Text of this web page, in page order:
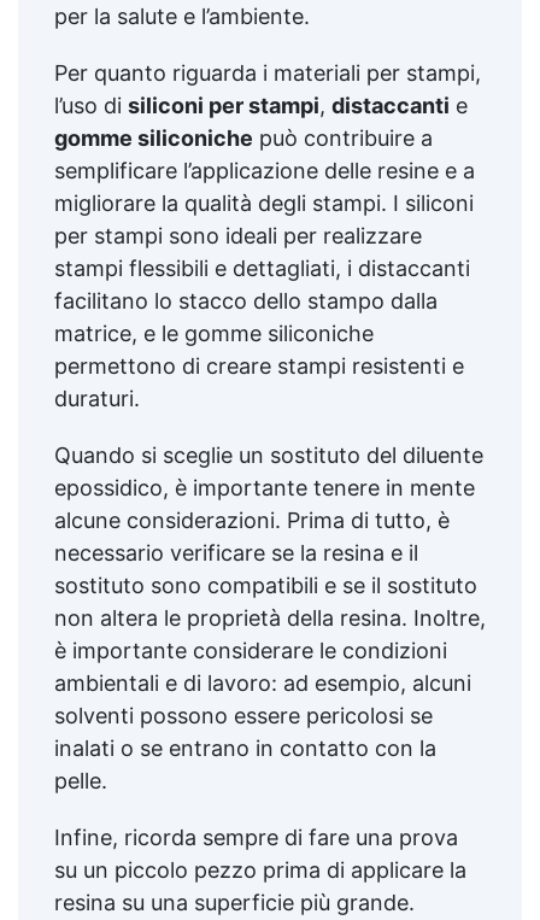
per la salute e l’ambiente.
Per quanto riguarda i materiali per stampi,
l’uso di siliconi per stampi, distaccanti e
gomme siliconiche può contribuire a
semplificare l’applicazione delle resine e a
migliorare la qualità degli stampi. I siliconi
per stampi sono ideali per realizzare
stampi flessibili e dettagliati, i distaccanti
facilitano lo stacco dello stampo dalla
matrice, e le gomme siliconiche
permettono di creare stampi resistenti e
duraturi.
Quando si sceglie un sostituto del diluente
epossidico, è importante tenere in mente
alcune considerazioni. Prima di tutto, è
necessario verificare se la resina e il
sostituto sono compatibili e se il sostituto
non altera le proprietà della resina. Inoltre,
è importante considerare le condizioni
ambientali e di lavoro: ad esempio, alcuni
solventi possono essere pericolosi se
inalati o se entrano in contatto con la
pelle.
Infine, ricorda sempre di fare una prova
su un piccolo pezzo prima di applicare la
resina su una superficie più grande.